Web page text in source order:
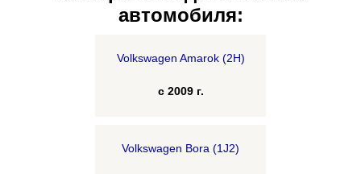
автомобиля:
Volkswagen Amarok (2H)
с 2009 г.
Volkswagen Bora (1J2)